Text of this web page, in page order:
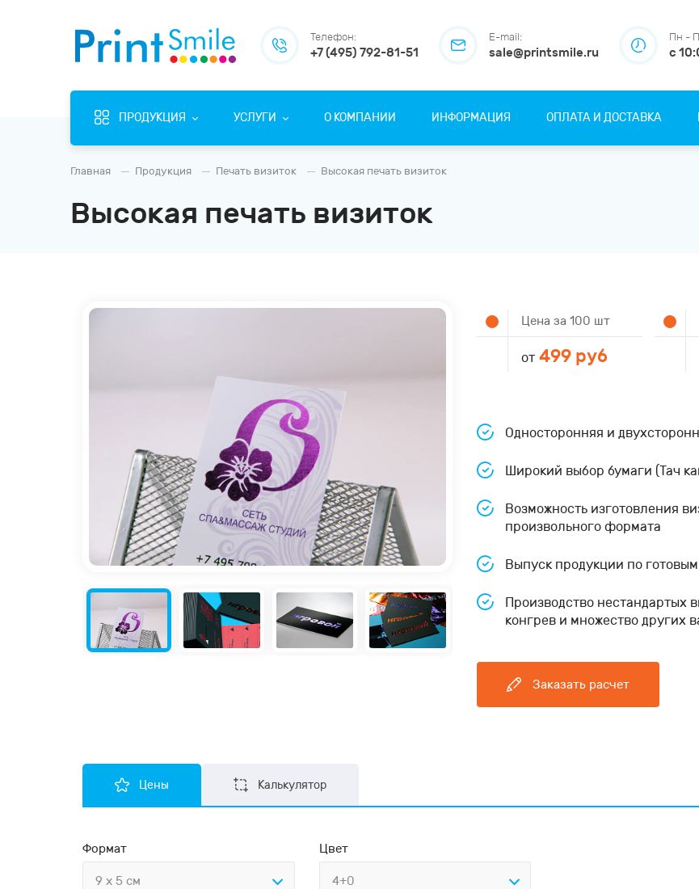
Телефон:
+7 (495) 792-81-51
E-mail:
sale@printsmile.ru
Пн -
с
ПРОДУКЦИЯ УСЛУГИ О КОМПАНИИ ИНФОРМАЦИЯ ОПЛАТА И ДОСТАВКА
Главная Продукция Печать визиток Высокая печать визиток
Высокая печать визиток
Цена за 100 шт
от499 руб
Односторонняя и
Широкий выбор бумаги (Тач
Возможность изготовления
произвольного формата
Выпуск продукции по
Производство нестандартых
конгрев и множество других
Заказать расчет
Цены Калькулятор
Формат
9 x 5 см
Цвет
4+0